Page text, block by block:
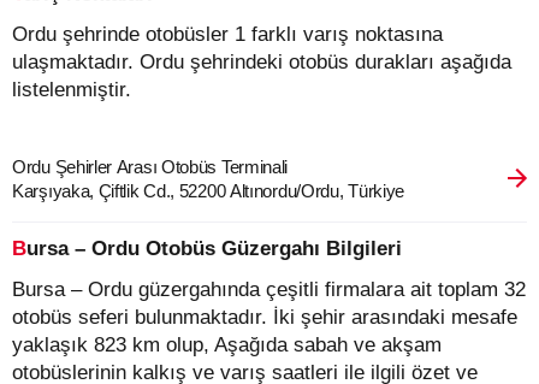
Ordu şehrinde otobüsler 1 farklı varış noktasına
ulaşmaktadır. Ordu şehrindeki otobüs durakları aşağıda
listelenmiştir.
Ordu Şehirler Arası Otobüs Terminali
Karşıyaka, Çiftlik Cd., 52200 Altınordu/Ordu, Türkiye
Bursa – Ordu Otobüs Güzergahı Bilgileri
Bursa – Ordu güzergahında çeşitli firmalara ait toplam 32
otobüs seferi bulunmaktadır. İki şehir arasındaki mesafe
yaklaşık 823 km olup, Aşağıda sabah ve akşam
otobüslerinin kalkış ve varış saatleri ile ilgili özet ve